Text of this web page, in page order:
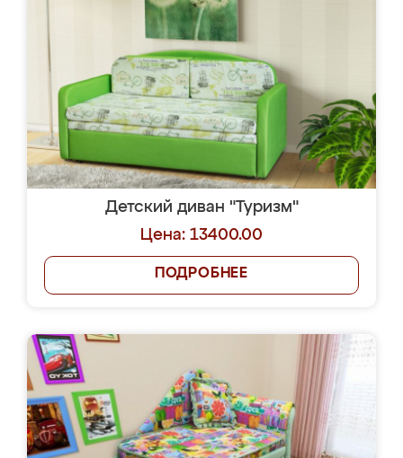
Детский диван "Туризм"
Цена: 13400.00
ПОДРОБНЕЕ